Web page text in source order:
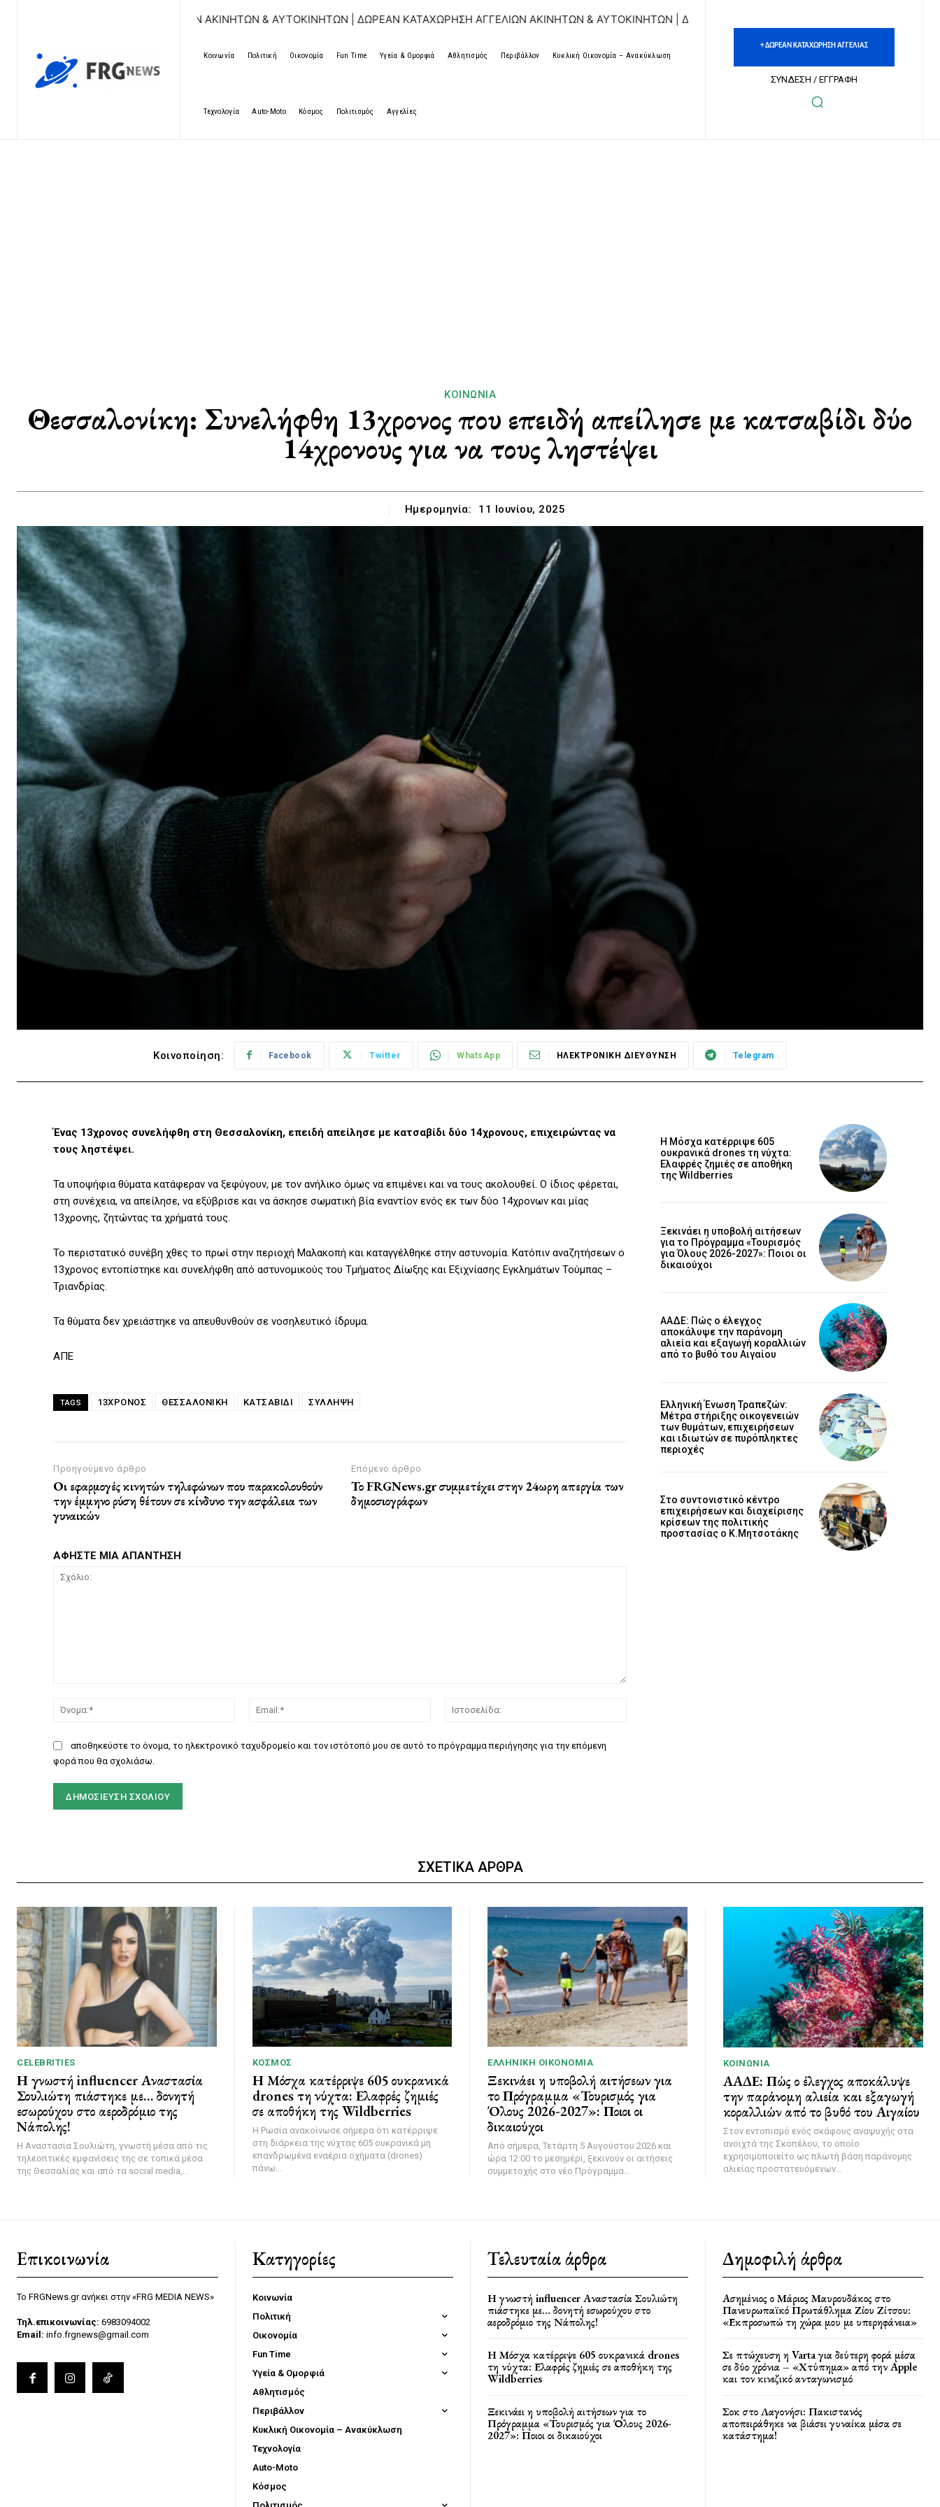
ΚΑΤΑΧΩΡΗΣΗ ΑΓΓΕΛΙΩΝ ΑΚΙΝΗΤΩΝ & ΑΥΤΟΚΙΝΗΤΩΝ | ΔΩΡΕΑΝ ΚΑΤΑΧΩΡΗΣΗ ΑΓΓΕΛΙΩΝ ΑΚΙΝΗΤΩΝ & ΑΥΤΟΚΙΝΗΤΩΝ | ΔΩΡΕΑΝ ΚΑΤΑΧΩΡΗΣΗ ΑΓΓΕΛΙΩΝ ΑΚΙΝΗΤΩΝ &
Κοινωνία Πολιτική Οικονομία Fun Time Υγεία & Ομορφιά Αθλητισμός Περιβάλλον Κυκλική Οικονομία – Ανακύκλωση
Τεχνολογία Auto-Moto Κόσμος Πολιτισμός Αγγελίες
+ ΔΩΡΕΑΝ ΚΑΤΑΧΩΡΗΣΗ ΑΓΓΕΛΙΑΣ
ΣΥΝΔΕΣΗ / ΕΓΓΡΑΦΗ
ΚΟΙΝΩΝΊΑ
Θεσσαλονίκη: Συνελήφθη 13χρονος που επειδή απείλησε με κατσαβίδι δύο
14χρονους για να τους ληστέψει
Ημερομηνία: 11 Ιουνίου, 2025
Κοινοποίηση: Facebook Twitter WhatsApp ΗΛΕΚΤΡΟΝΙΚΗ ΔΙΕΥΘΥΝΣΗ Telegram
Ένας 13χρονος συνελήφθη στη Θεσσαλονίκη, επειδή απείλησε με κατσαβίδι δύο 14χρονους, επιχειρώντας να
τους ληστέψει.
Τα υποψήφια θύματα κατάφεραν να ξεφύγουν, με τον ανήλικο όμως να επιμένει και να τους ακολουθεί. Ο ίδιος φέρεται,
στη συνέχεια, να απείλησε, να εξύβρισε και να άσκησε σωματική βία εναντίον ενός εκ των δύο 14χρονων και μίας
13χρονης, ζητώντας τα χρήματά τους.
Το περιστατικό συνέβη χθες το πρωί στην περιοχή Μαλακοπή και καταγγέλθηκε στην αστυνομία. Κατόπιν αναζητήσεων ο
13χρονος εντοπίστηκε και συνελήφθη από αστυνομικούς του Τμήματος Δίωξης και Εξιχνίασης Εγκλημάτων Τούμπας –
Τριανδρίας.
Τα θύματα δεν χρειάστηκε να απευθυνθούν σε νοσηλευτικό ίδρυμα.
ΑΠΕ
TAGS 13ΧΡΟΝΟΣ ΘΕΣΣΑΛΟΝΙΚΗ ΚΑΤΣΑΒΙΔΙ ΣΥΛΛΗΨΗ
Προηγούμενο άρθρο
Οι εφαρμογές κινητών τηλεφώνων που παρακολουθούν
την έμμηνο ρύση θέτουν σε κίνδυνο την ασφάλεια των
γυναικών
Επόμενο άρθρο
Το FRGNews.gr συμμετέχει στην 24ωρη απεργία των
δημοσιογράφων
ΑΦΗΣΤΕ ΜΙΑ ΑΠΑΝΤΗΣΗ
Όνομα:*
Email:*
αποθηκεύστε το όνομα, το ηλεκτρονικό ταχυδρομείο και τον ιστότοπό μου σε αυτό το πρόγραμμα περιήγησης για την επόμενη
φορά που θα σχολιάσω.
Η Μόσχα κατέρριψε 605
ουκρανικά drones τη νύχτα:
Ελαφρές ζημιές σε αποθήκη
της Wildberries
Ξεκινάει η υποβολή αιτήσεων
για το Πρόγραμμα «Τουρισμός
για Όλους 2026-2027»: Ποιοι οι
δικαιούχοι
ΑΑΔΕ: Πώς ο έλεγχος
αποκάλυψε την παράνομη
αλιεία και εξαγωγή κοραλλιών
από το βυθό του Αιγαίου
Ελληνική Ένωση Τραπεζών:
Μέτρα στήριξης οικογενειών
των θυμάτων, επιχειρήσεων
και ιδιωτών σε πυρόπληκτες
περιοχές
Στο συντονιστικό κέντρο
επιχειρήσεων και διαχείρισης
κρίσεων της πολιτικής
προστασίας ο Κ.Μητσοτάκης
ΣΧΕΤΙΚΑ ΑΡΘΡΑ
CELEBRITIES
Η γνωστή influencer Αναστασία
Σουλιώτη πιάστηκε με… δονητή
εσωρούχου στο αεροδρόμιο της
Νάπολης!
Η Αναστασία Σουλιώτη, γνωστή μέσα από τις
τηλεοπτικές εμφανίσεις της σε τοπικά μέσα
της Θεσσαλίας και από τα social media,...
ΚΌΣΜΟΣ
Η Μόσχα κατέρριψε 605 ουκρανικά
drones τη νύχτα: Ελαφρές ζημιές
σε αποθήκη της Wildberries
Η Ρωσία ανακοίνωσε σήμερα ότι κατέρριψε
στη διάρκεια της νύχτας 605 ουκρανικά μη
επανδρωμένα εναέρια οχήματα (drones)
πάνω...
ΕΛΛΗΝΙΚΉ ΟΙΚΟΝΟΜΊΑ
Ξεκινάει η υποβολή αιτήσεων για
το Πρόγραμμα «Τουρισμός για
Όλους 2026-2027»: Ποιοι οι
δικαιούχοι
Από σήμερα, Τετάρτη 5 Αυγούστου 2026 και
ώρα 12:00 το μεσημέρι, ξεκινούν οι αιτήσεις
συμμετοχής στο νέο Πρόγραμμα...
ΚΟΙΝΩΝΊΑ
ΑΑΔΕ: Πώς ο έλεγχος αποκάλυψε
την παράνομη αλιεία και εξαγωγή
κοραλλιών από το βυθό του Αιγαίου
Στον εντοπισμό ενός σκάφους αναψυχής στα
ανοιχτά της Σκοπέλου, το οποίο
εχρησιμοποιείτο ως πλωτή βάση παράνομης
αλιείας προστατευόμενων...
Επικοινωνία
Το FRGNews.gr ανήκει στην «FRG MEDIA NEWS»
Τηλ.επικοινωνίας: 6983094002
Email: info.frgnews@gmail.com
Κατηγορίες
Κοινωνία
Πολιτική
Οικονομία
Fun Time
Υγεία & Ομορφιά
Αθλητισμός
Περιβάλλον
Κυκλική Οικονομία – Ανακύκλωση
Τεχνολογία
Auto-Moto
Κόσμος
Τελευταία άρθρα
Η γνωστή influencer Αναστασία Σουλιώτη
πιάστηκε με… δονητή εσωρούχου στο
αεροδρόμιο της Νάπολης!
Η Μόσχα κατέρριψε 605 ουκρανικά drones
τη νύχτα: Ελαφρές ζημιές σε αποθήκη της
Wildberries
Ξεκινάει η υποβολή αιτήσεων για το
Πρόγραμμα «Τουρισμός για Όλους 2026-
2027»: Ποιοι οι δικαιούχοι
Δημοφιλή άρθρα
Ασημένιος ο Μάριος Μαυρουδάκος στο
Πανευρωπαϊκό Πρωτάθλημα Ζίου Ζίτσου:
«Εκπροσωπώ τη χώρα μου με υπερηφάνεια»
Σε πτώχευση η Varta για δεύτερη φορά μέσα
σε δύο χρόνια – «Χτύπημα» από την Apple
και τον κινεζικό ανταγωνισμό
Σοκ στο Λαγονήσι: Πακιστανός
αποπειράθηκε να βιάσει γυναίκα μέσα σε
κατάστημα!